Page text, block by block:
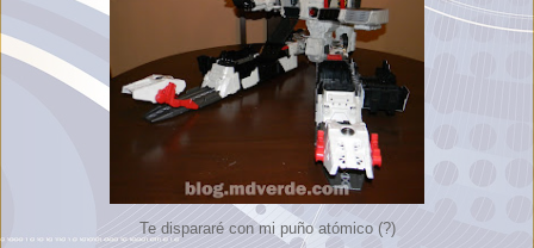
Te dispararé con mi puño atómico (?)